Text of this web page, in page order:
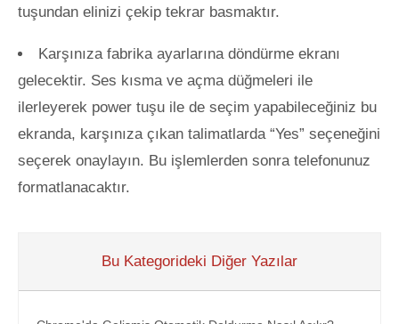
tuşundan elinizi çekip tekrar basmaktır.
Karşınıza fabrika ayarlarına döndürme ekranı
gelecektir. Ses kısma ve açma düğmeleri ile
ilerleyerek power tuşu ile de seçim yapabileceğiniz bu
ekranda, karşınıza çıkan talimatlarda “Yes” seçeneğini
seçerek onaylayın. Bu işlemlerden sonra telefonunuz
formatlanacaktır.
Bu Kategorideki Diğer Yazılar